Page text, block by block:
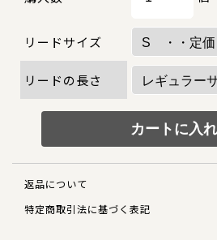
犬の本革首輪
犬の本革リード
犬のネックレス
犬の本革ハーネス
リードサイズ
リードの長さ
返品について
特定商取引法に基づく表記